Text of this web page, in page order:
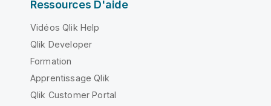
Ressources D'aide
Vidéos Qlik Help
Qlik Developer
Formation
Apprentissage Qlik
Qlik Customer Portal